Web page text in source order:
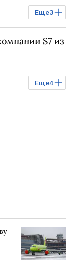
Еще3
S7 из
Еще4